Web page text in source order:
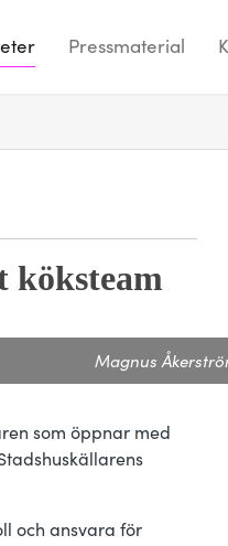
Pressmaterial
köksteam
Magnus
som öppnar med
och ansvara för